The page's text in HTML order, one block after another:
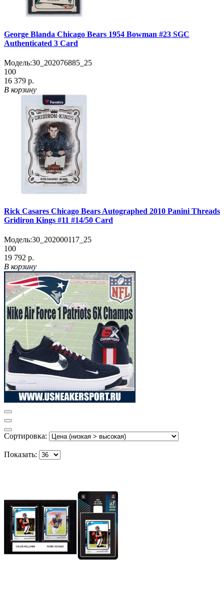
George Blanda Chicago Bears 1954 Bowman #23 SGC
Authenticated 3 Card
Модель:30_202076885_25
100
16 379 р.
В корзину
Rick Casares Chicago Bears Autographed 2010 Panini Threads
Gridiron Kings #11 #14/50 Card
Модель:30_202000117_25
100
19 792 р.
В корзину
Сортировка:
Показать: